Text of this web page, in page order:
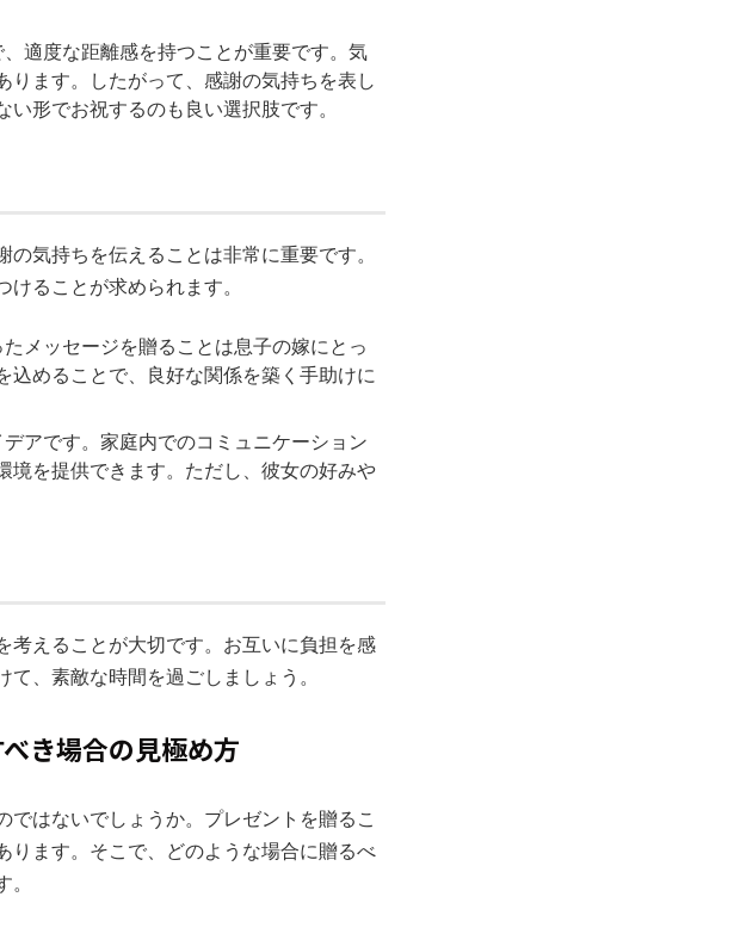
適度な距離感を持つことが重要です。気
ります。したがって、感謝の気持ちを表し
形でお祝するのも良い選択肢です。
気持ちを伝えることは非常に重要です。
ることが求められます。
メッセージを贈ることは息子の嫁にとっ
込めることで、良好な関係を築く手助けに
アです。家庭内でのコミュニケーション
境を提供できます。ただし、彼女の好みや
考えることが大切です。お互いに負担を感
、素敵な時間を過ごしましょう。
き場合の見極め方
はないでしょうか。プレゼントを贈るこ
ります。そこで、どのような場合に贈るべ